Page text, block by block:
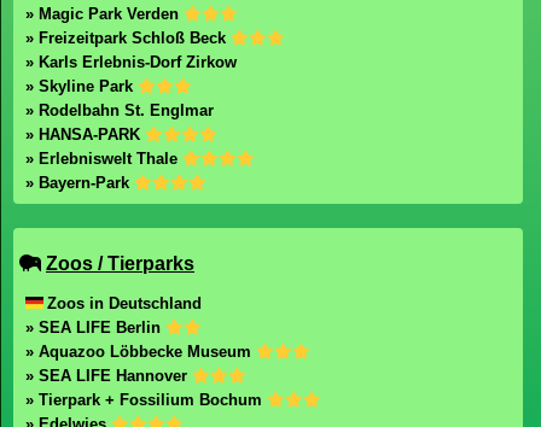
» Magic Park Verden
» Freizeitpark Schloß Beck
» Karls Erlebnis-Dorf Zirkow
» Skyline Park
» Rodelbahn St. Englmar
» HANSA-PARK
» Erlebniswelt Thale
» Bayern-Park
Zoos / Tierparks
Zoos in Deutschland
» SEA LIFE Berlin
» Aquazoo Löbbecke Museum
» SEA LIFE Hannover
» Tierpark + Fossilium Bochum